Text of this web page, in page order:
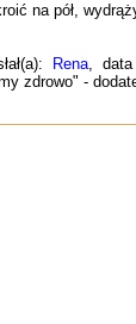
na pół,
Rena, data
zdrowo" -